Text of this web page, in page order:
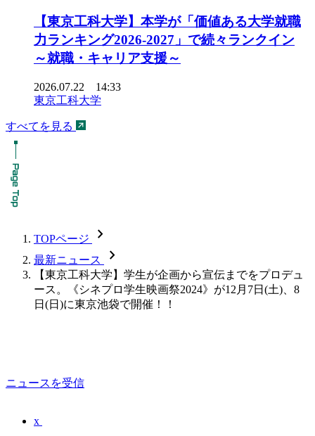
【東京工科大学】本学が「価値ある大学就職
力ランキング2026-2027」で続々ランクイン
～就職・キャリア支援～
2026.07.22 14:33
東京工科大学
すべてを見る
TOPページ chevron_forward
最新ニュース chevron_forward
【東京工科大学】学生が企画から宣伝までをプロデュ
ース。《シネプロ学生映画祭2024》が12月7日(土)、8
日(日)に東京池袋で開催！！
ニュースを受信
x